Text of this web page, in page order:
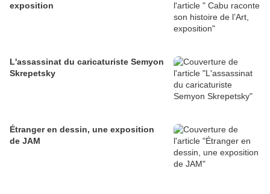
exposition
L'assassinat du caricaturiste Semyon
Skrepetsky
Étranger en dessin, une exposition
de JAM